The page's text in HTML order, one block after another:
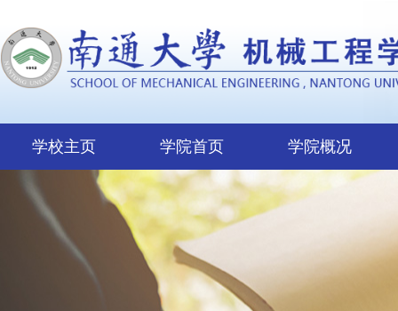
学校主页 学院首页 学院概况